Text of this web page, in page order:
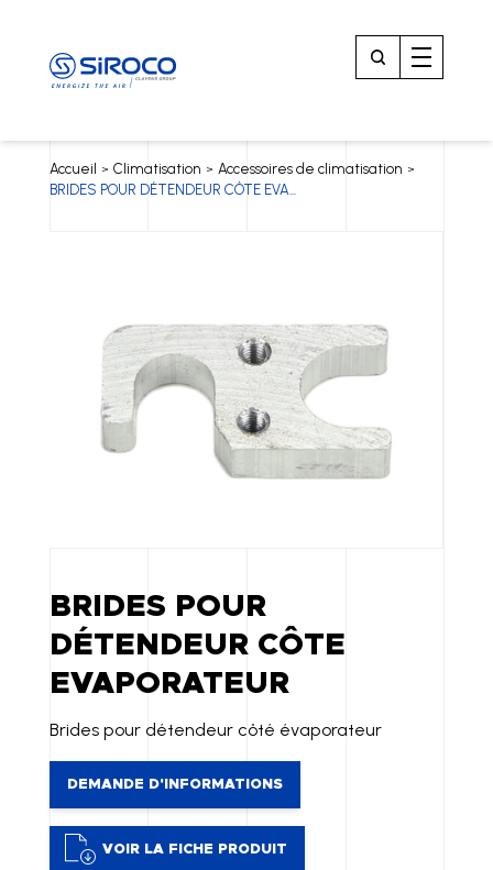
Accueil > Climatisation > Accessoires de climatisation >
BRIDES POUR DÉTENDEUR CÔTE EVA...
BRIDES POUR
DÉTENDEUR CÔTE
EVAPORATEUR
Brides pour détendeur côté évaporateur
DEMANDE D'INFORMATIONS
VOIR LA FICHE PRODUIT